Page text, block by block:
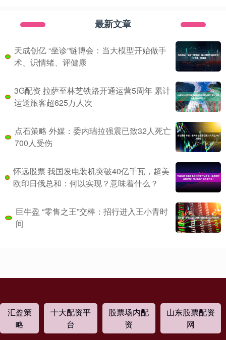
最新文章
天成创亿 “坐诊”链博会：当大模型开始做手
术、识情绪、评健康
3G配资 拉萨至林芝铁路开通运营5周年 累计
运送旅客超625万人次
点石策略 外媒：委内瑞拉强震已致32人死亡
700人受伤
怀远股票 我国发电装机突破40亿千瓦，超美
欧印日俄总和：何以实现？意味着什么？
巨牛盈 “零售之王”交棒：招行进入王小青时
间
汇盈策
略
十大配资平
台
股票场内配
资
山东股票配资
网